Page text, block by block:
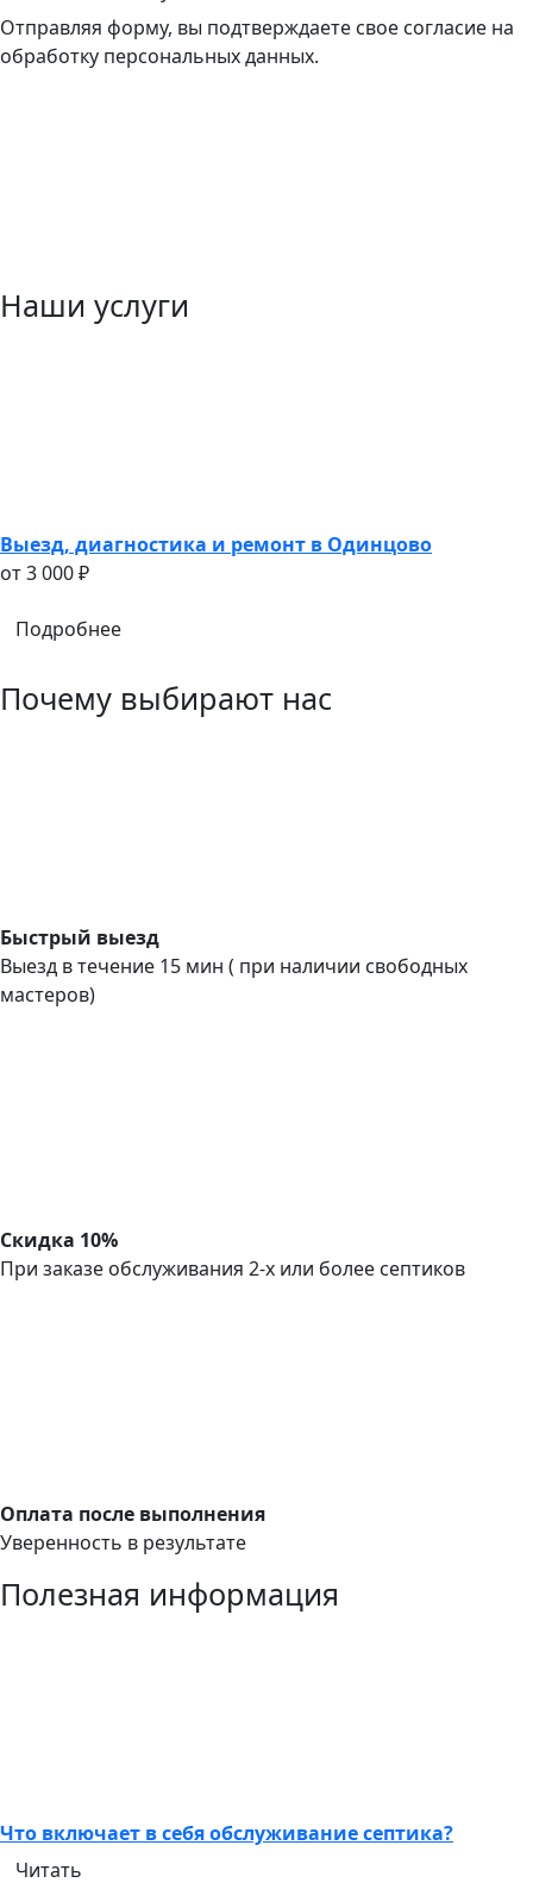
Отправляя форму, вы подтверждаете свое согласие на
обработку персональных данных.
Наши услуги
Выезд, диагностика и ремонт в Одинцово
oт 3 000 ₽
Подробнее
Почему выбирают нас
Быстрый выезд
Выезд в течение 15 мин ( при наличии свободных
мастеров)
Скидка 10%
При заказе обслуживания 2-х или более септиков
Оплата после выполнения
Уверенность в результате
Полезная информация
Что включает в себя обслуживание септика?
Читать